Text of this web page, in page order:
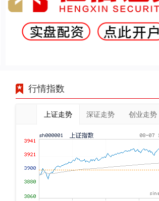
行情指数
上证走势 深证走势 创业走势